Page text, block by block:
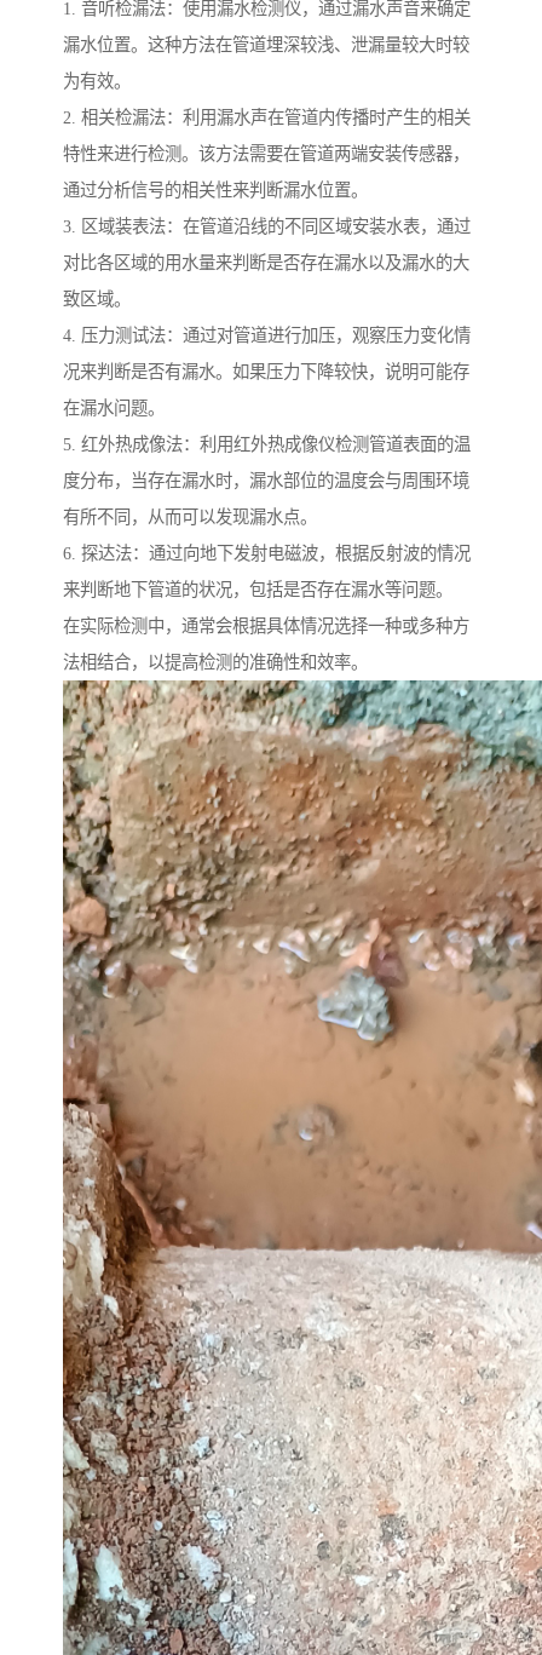
1. 音听检漏法：使用漏水检测仪，通过漏水声音来确定
漏水位置。这种方法在管道埋深较浅、泄漏量较大时较
为有效。
2. 相关检漏法：利用漏水声在管道内传播时产生的相关
特性来进行检测。该方法需要在管道两端安装传感器，
通过分析信号的相关性来判断漏水位置。
3. 区域装表法：在管道沿线的不同区域安装水表，通过
对比各区域的用水量来判断是否存在漏水以及漏水的大
致区域。
4. 压力测试法：通过对管道进行加压，观察压力变化情
况来判断是否有漏水。如果压力下降较快，说明可能存
在漏水问题。
5. 红外热成像法：利用红外热成像仪检测管道表面的温
度分布，当存在漏水时，漏水部位的温度会与周围环境
有所不同，从而可以发现漏水点。
6. 探达法：通过向地下发射电磁波，根据反射波的情况
来判断地下管道的状况，包括是否存在漏水等问题。
在实际检测中，通常会根据具体情况选择一种或多种方
法相结合，以提高检测的准确性和效率。